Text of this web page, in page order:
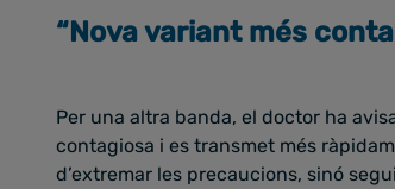
“Nova variant més
Per una altra banda, el doctor ha
contagiosa i es transmet més
d’extremar les precaucions, sinó